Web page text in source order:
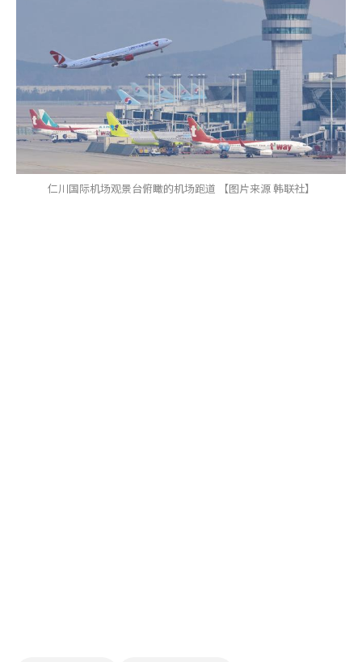
仁川国际机场观景台俯瞰的机场跑道 【图片来源 韩联社】